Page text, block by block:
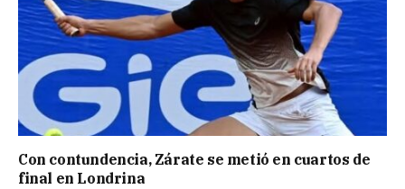
Con contundencia, Zárate se metió en cuartos de
final en Londrina